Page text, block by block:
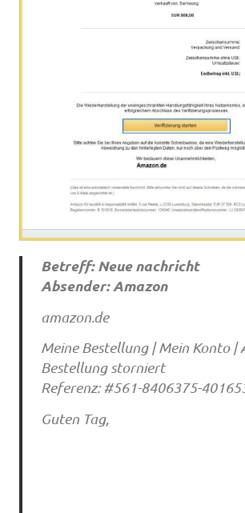
Betreff: Neue nachricht
Absender: Amazon
amazon.de
Meine Bestellung | Mein Konto |
Bestellung storniert
Referenz: #561-8406375-
Guten Tag,